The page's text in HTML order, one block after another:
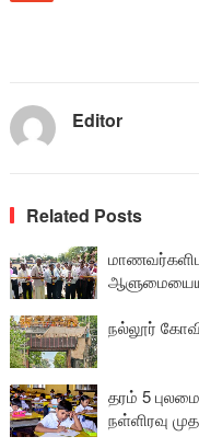
Editor
Related Posts
நல்லூர்
தரம் 5
நள்ளிரவு